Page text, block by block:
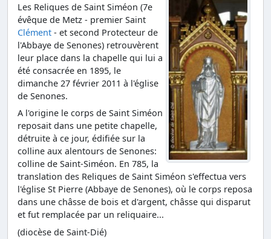
Les Reliques de Saint Siméon (7e
évêque de Metz - premier Saint
Clément - et second Protecteur de
l'Abbaye de Senones) retrouvèrent
leur place dans la chapelle qui lui a
été consacrée en 1895, le
dimanche 27 février 2011 à l'église
de Senones.
A l'origine le corps de Saint Siméon
reposait dans une petite chapelle,
détruite à ce jour, édifiée sur la
colline aux alentours de Senones:
colline de Saint-Siméon. En 785, la
translation des Reliques de Saint Siméon s'effectua vers
l'église St Pierre (Abbaye de Senones), où le corps reposa
dans une châsse de bois et d'argent, châsse qui disparut
et fut remplacée par un reliquaire...
(diocèse de Saint-Dié)